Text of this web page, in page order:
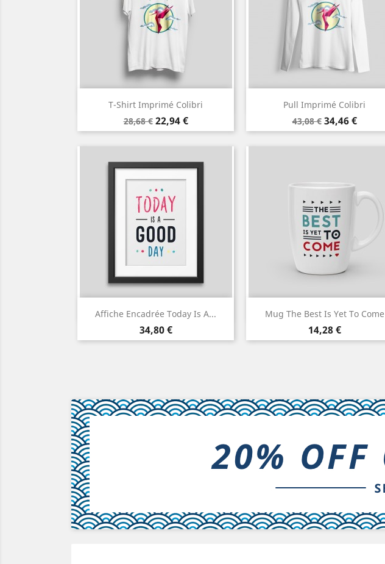
T-Shirt Imprimé Colibri
Prix
de
base
28,68 € Prix
22,94 €
Aperçu rapide
BlancNoir
Pull Imprimé Colibri
Prix
de
base
43,08 € Prix
34,46 €
 Aperçu rapide
Affiche Encadrée Today Is A...
Prix
34,80 €
Aperçu rapide Mug The Best Is Yet To Come
Prix
14,28 €
Aperçu rapide